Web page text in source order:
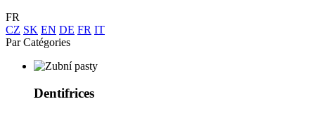
FR
CZ SK EN DE FR IT
Par Catégories
Dentifrices